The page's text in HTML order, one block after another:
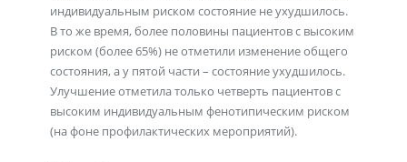
индивидуальным риском состояние не ухудшилось.
В то же время, более половины пациентов с высоким
риском (более 65%) не отметили изменение общего
состояния, а у пятой части – состояние ухудшилось.
Улучшение отметила только четверть пациентов с
высоким индивидуальным фенотипическим риском
(на фоне профилактических мероприятий).